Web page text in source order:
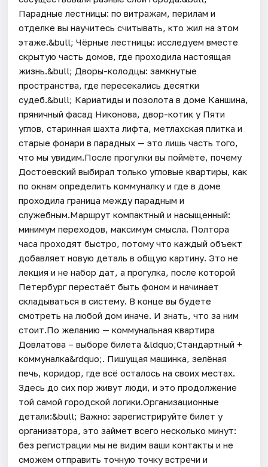
Парадные лестницы: по витражам, перилам и
отделке вы научитесь считывать, кто жил на этом
этаже.&bull; Чёрные лестницы: исследуем вместе
скрытую часть домов, где проходила настоящая
жизнь.&bull; Дворы-колодцы: замкнутые
пространства, где пересекались десятки
судеб.&bull; Кариатиды и позолота в доме Каншина,
пряничный фасад Никонова, двор-котик у Пяти
углов, старинная шахта лифта, метлахская плитка и
старые фонари в парадных — это лишь часть того,
что мы увидим.После прогулки вы поймёте, почему
Достоевский выбирал только угловые квартиры, как
по окнам определить коммуналку и где в доме
проходила граница между парадным и
служебным.Маршрут компактный и насыщенный:
минимум переходов, максимум смысла. Полтора
часа проходят быстро, потому что каждый объект
добавляет новую деталь в общую картину. Это не
лекция и не набор дат, а прогулка, после которой
Петербург перестаёт быть фоном и начинает
складываться в систему. В конце вы будете
смотреть на любой дом иначе. И знать, что за ним
стоит.По желанию — коммунальная квартира
Довлатова – выборе билета &ldquo;Стандартный +
коммуналка&rdquo;. Пишущая машинка, зелёная
печь, коридор, где всё осталось на своих местах.
Здесь до сих пор живут люди, и это продолжение
той самой городской логики.Организационные
детали:&bull; Важно: зарегистрируйте билет у
организатора, это займет всего несколько минут:
без регистрации мы не видим ваши контакты и не
сможем отправить точную точку встречи и